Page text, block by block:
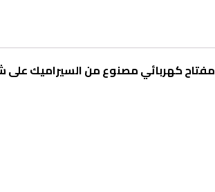
مفتاح كهربائي مصنوع من السيراميك على